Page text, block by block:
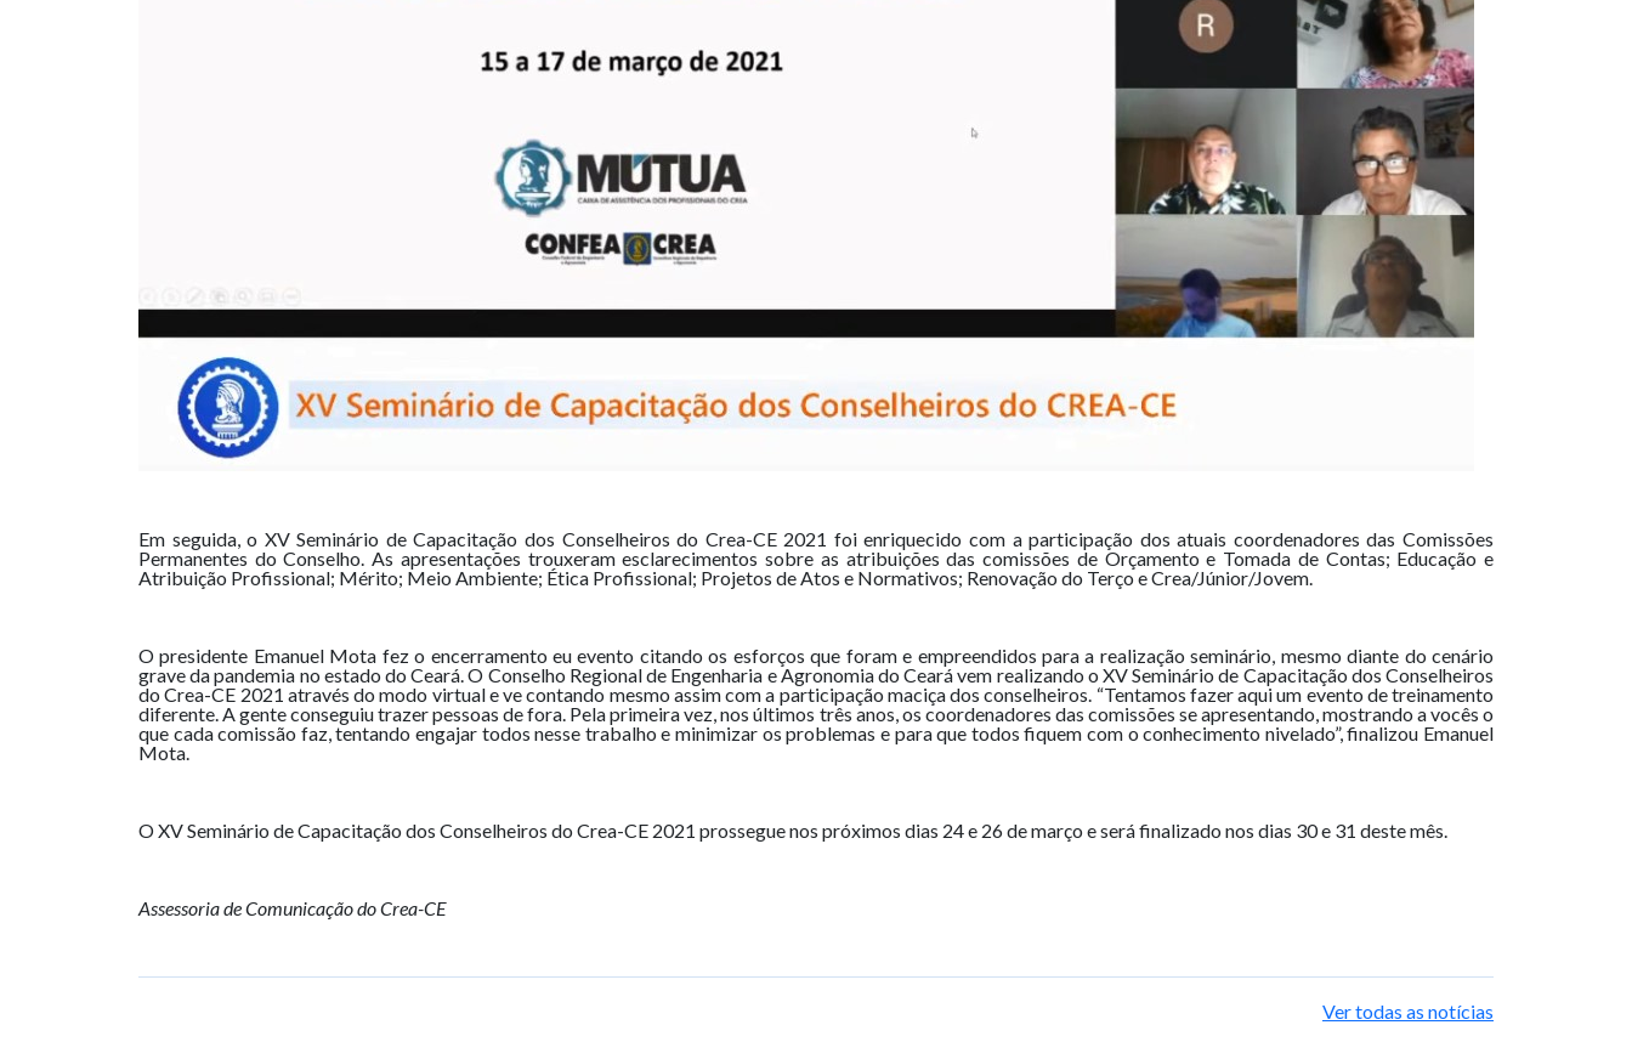
Em seguida, o XV Seminário de Capacitação dos Conselheiros do Crea-CE 2021 foi enriquecido com a participação dos atuais coordenadores das Comissões
Permanentes do Conselho. As apresentações trouxeram esclarecimentos sobre as atribuições das comissões de Orçamento e Tomada de Contas; Educação e
Atribuição Profissional; Mérito; Meio Ambiente; Ética Profissional; Projetos de Atos e Normativos; Renovação do Terço e Crea/Júnior/Jovem.
O presidente Emanuel Mota fez o encerramento eu evento citando os esforços que foram e empreendidos para a realização seminário, mesmo diante do cenário
grave da pandemia no estado do Ceará. O Conselho Regional de Engenharia e Agronomia do Ceará vem realizando o XV Seminário de Capacitação dos Conselheiros
do Crea-CE 2021 através do modo virtual e ve contando mesmo assim com a participação maciça dos conselheiros. “Tentamos fazer aqui um evento de treinamento
diferente. A gente conseguiu trazer pessoas de fora. Pela primeira vez, nos últimos três anos, os coordenadores das comissões se apresentando, mostrando a vocês o
que cada comissão faz, tentando engajar todos nesse trabalho e minimizar os problemas e para que todos fiquem com o conhecimento nivelado”, finalizou Emanuel
Mota.
O XV Seminário de Capacitação dos Conselheiros do Crea-CE 2021 prossegue nos próximos dias 24 e 26 de março e será finalizado nos dias 30 e 31 deste mês.
Assessoria de Comunicação do Crea-CE
Ver todas as notícias